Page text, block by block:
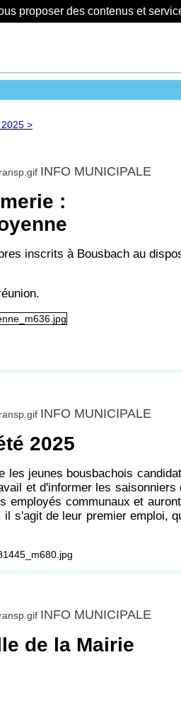
proposer des contenus et
>
INFO MUNICIPALE
:
inscrits à Bousbach au
INFO MUNICIPALE
2025
jeunes bousbachois
et d'informer les
communaux et
s'agit de leur premier emploi,
INFO MUNICIPALE
de la Mairie